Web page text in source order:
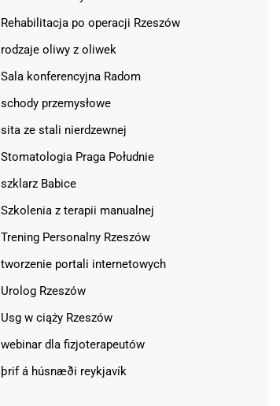
Rehabilitacja po operacji Rzeszów
rodzaje oliwy z oliwek
Sala konferencyjna Radom
schody przemysłowe
sita ze stali nierdzewnej
Stomatologia Praga Południe
szklarz Babice
Szkolenia z terapii manualnej
Trening Personalny Rzeszów
tworzenie portali internetowych
Urolog Rzeszów
Usg w ciąży Rzeszów
webinar dla fizjoterapeutów
þrif á húsnæði reykjavík